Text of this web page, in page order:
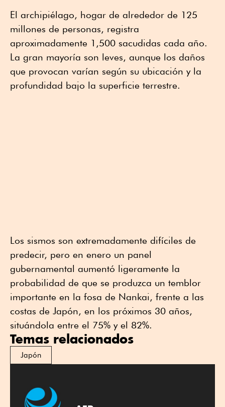
El archipiélago, hogar de alrededor de 125
millones de personas, registra
aproximadamente 1,500 sacudidas cada año.
La gran mayoría son leves, aunque los daños
que provocan varían según su ubicación y la
profundidad bajo la superficie terrestre.
Los sismos son extremadamente difíciles de
predecir, pero en enero un panel
gubernamental aumentó ligeramente la
probabilidad de que se produzca un temblor
importante en la fosa de Nankai, frente a las
costas de Japón, en los próximos 30 años,
situándola entre el 75% y el 82%.
Temas relacionados
Japón